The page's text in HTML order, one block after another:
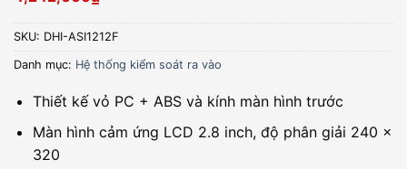
SKU: DHI-ASI1212F
Danh mục: Hệ thống kiểm soát ra vào
Thiết kế vỏ PC + ABS và kính màn hình trước
Màn hình cảm ứng LCD 2.8 inch, độ phân giải 240 x
320